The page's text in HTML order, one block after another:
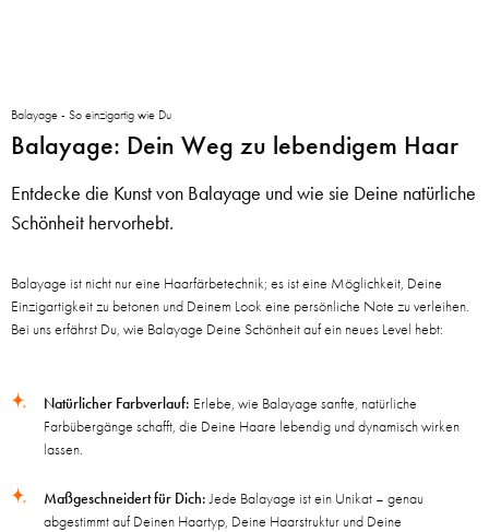
Balayage - So einzigartig wie Du
Balayage: Dein Weg zu lebendigem Haar
Entdecke die Kunst von Balayage und wie sie Deine natürliche
Schönheit hervorhebt.
Balayage ist nicht nur eine Haarfärbetechnik; es ist eine Möglichkeit, Deine
Einzigartigkeit zu betonen und Deinem Look eine persönliche Note zu verleihen.
Bei uns erfährst Du, wie Balayage Deine Schönheit auf ein neues Level hebt:
Natürlicher Farbverlauf: Erlebe, wie Balayage sanfte, natürliche
Farbübergänge schafft, die Deine Haare lebendig und dynamisch wirken
lassen.
Maßgeschneidert für Dich:Jede Balayage ist ein Unikat – genau
abgestimmt auf Deinen Haartyp, Deine Haarstruktur und Deine